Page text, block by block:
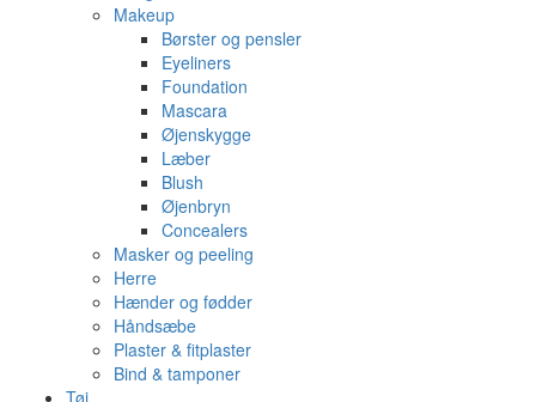
Makeup
Børster og pensler
Eyeliners
Foundation
Mascara
Øjenskygge
Læber
Blush
Øjenbryn
Concealers
Masker og peeling
Herre
Hænder og fødder
Håndsæbe
Plaster & fitplaster
Bind & tamponer
Tøj